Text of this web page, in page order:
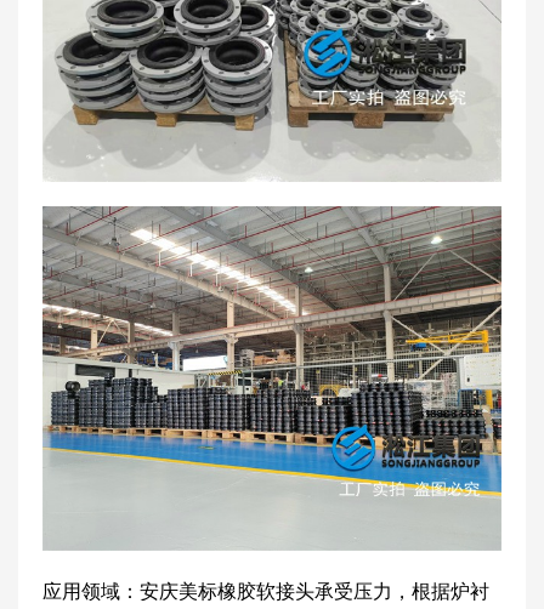
应用领域：安庆美标橡胶软接头承受压力，根据炉衬